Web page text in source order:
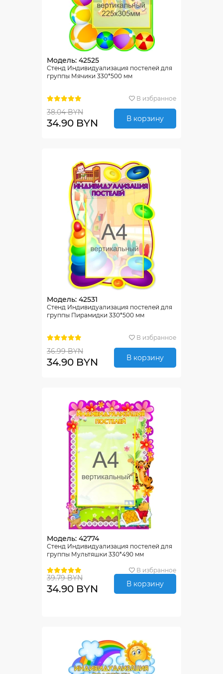
Модель: 42525
Стенд Индивидуализация постелей для
группы Мячики 330*500 мм
В избранное
38.04 BYN
34.90 BYN В корзину
Модель: 42531
Стенд Индивидуализация постелей для
группы Пирамидки 330*500 мм
В избранное
36.99 BYN
34.90 BYN В корзину
Модель: 42774
Стенд Индивидуализация постелей для
группы Мультяшки 330*490 мм
В избранное
39.79 BYN
34.90 BYN В корзину